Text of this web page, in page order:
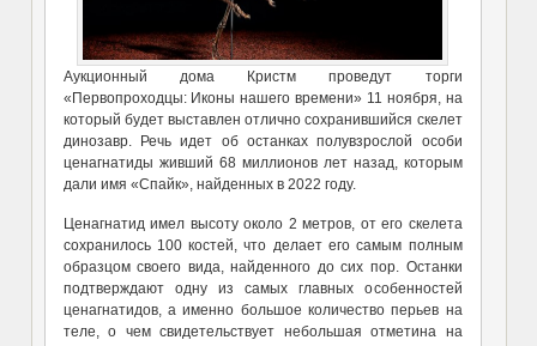
Аукционный дома Кристм проведут торги
«Первопроходцы: Иконы нашего времени» 11 ноября, на
который будет выставлен отлично сохранившийся скелет
динозавр. Речь идет об останках полувзрослой особи
ценагнатиды живший 68 миллионов лет назад, которым
дали имя «Спайк», найденных в 2022 году.
Ценагнатид имел высоту около 2 метров, от его скелета
сохранилось 100 костей, что делает его самым полным
образцом своего вида, найденного до сих пор. Останки
подтверждают одну из самых главных особенностей
ценагнатидов, а именно большое количество перьев на
теле, о чем свидетельствует небольшая отметина на